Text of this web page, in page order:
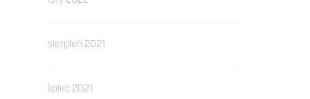
sierpień 2021
lipiec 2021